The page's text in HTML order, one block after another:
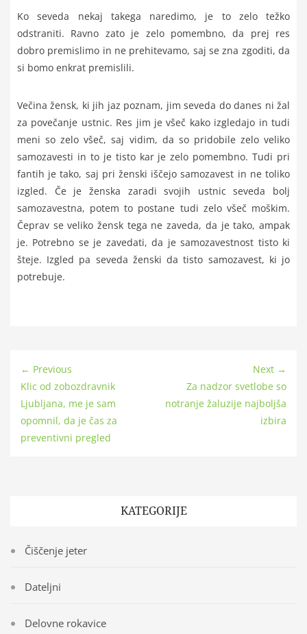
Ko seveda nekaj takega naredimo, je to zelo težko
odstraniti. Ravno zato je zelo pomembno, da prej res
dobro premislimo in ne prehitevamo, saj se zna zgoditi, da
si bomo enkrat premislili.
Večina žensk, ki jih jaz poznam, jim seveda do danes ni žal
za povečanje ustnic. Res jim je všeč kako izgledajo in tudi
meni so zelo všeč, saj vidim, da so pridobile zelo veliko
samozavesti in to je tisto kar je zelo pomembno. Tudi pri
fantih je tako, saj pri ženski iščejo samozavest in ne toliko
izgled. Če je ženska zaradi svojih ustnic seveda bolj
samozavestna, potem to postane tudi zelo všeč moškim.
Čeprav se veliko žensk tega ne zaveda, da je tako, ampak
je. Potrebno se je zavedati, da je samozavestnost tisto ki
šteje. Izgled pa seveda ženski da tisto samozavest, ki jo
potrebuje.
← Previous
Klic od zobozdravnik
Ljubljana, me je sam
opomnil, da je čas za
preventivni pregled
Next →
Za nadzor svetlobe so
notranje žaluzije najboljša
izbira
KATEGORIJE
Čiščenje jeter
Dateljni
Delovne rokavice